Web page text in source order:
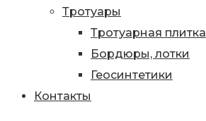
Тротуары
Тротуарная плитка
Бордюры, лотки
Геосинтетики
Контакты